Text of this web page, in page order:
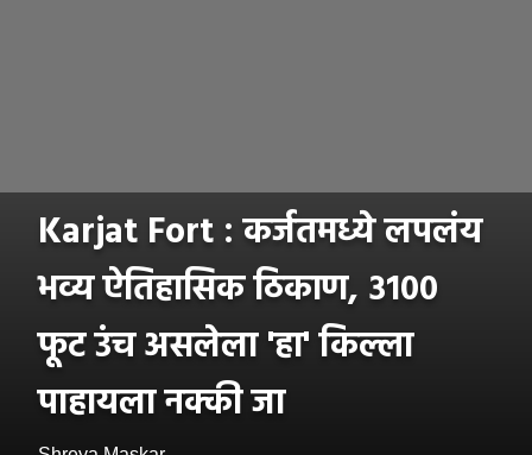
Karjat Fort : कर्जतमध्ये लपलंय
भव्य ऐतिहासिक ठिकाण, ३१००
फूट उंच असलेला 'हा' किल्ला
पाहायला नक्की जा